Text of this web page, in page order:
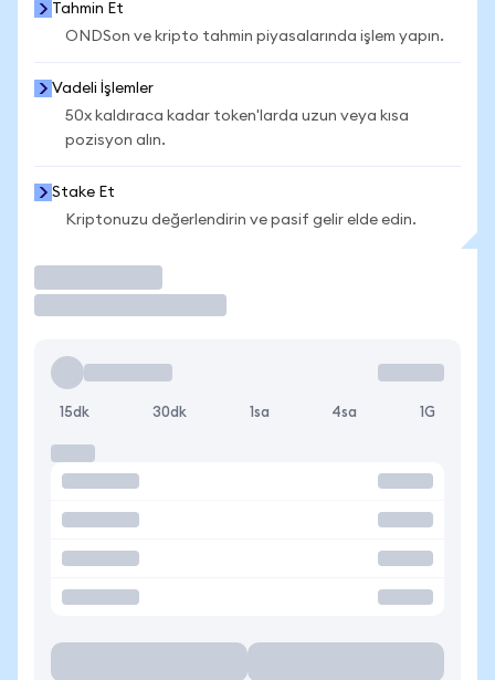
Tahmin Et
ONDSon ve kripto tahmin piyasalarında işlem yapın.
Vadeli İşlemler
50x kaldıraca kadar token'larda uzun veya kısa
pozisyon alın.
Stake Et
Kriptonuzu değerlendirin ve pasif gelir elde edin.
15dk 30dk 1sa 4sa 1G